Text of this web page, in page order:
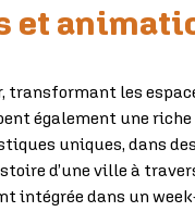
et
transformant les
également une
uniques, dans
d’une ville à
dans un week-